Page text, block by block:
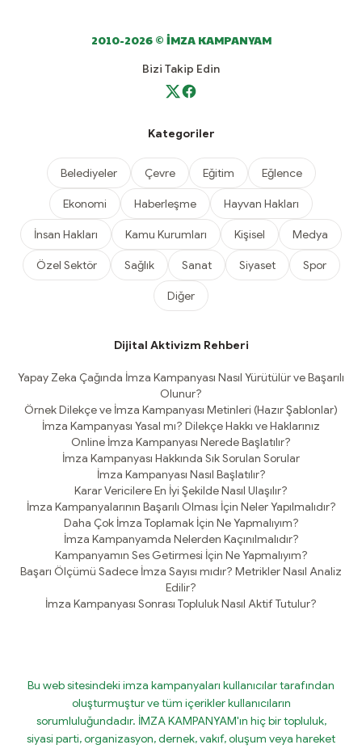
2010-2026 © İMZA KAMPANYAM
Bizi Takip Edin
Kategoriler
Belediyeler Çevre Eğitim Eğlence
Ekonomi Haberleşme Hayvan Hakları
İnsan Hakları Kamu Kurumları Kişisel Medya
Özel Sektör Sağlık Sanat Siyaset Spor
Diğer
Dijital Aktivizm Rehberi
Yapay Zeka Çağında İmza Kampanyası Nasıl Yürütülür ve Başarılı
Olunur?
Örnek Dilekçe ve İmza Kampanyası Metinleri (Hazır Şablonlar)
İmza Kampanyası Yasal mı? Dilekçe Hakkı ve Haklarınız
Online İmza Kampanyası Nerede Başlatılır?
İmza Kampanyası Hakkında Sık Sorulan Sorular
İmza Kampanyası Nasıl Başlatılır?
Karar Vericilere En İyi Şekilde Nasıl Ulaşılır?
İmza Kampanyalarının Başarılı Olması İçin Neler Yapılmalıdır?
Daha Çok İmza Toplamak İçin Ne Yapmalıyım?
İmza Kampanyamda Nelerden Kaçınılmalıdır?
Kampanyamın Ses Getirmesi İçin Ne Yapmalıyım?
Başarı Ölçümü Sadece İmza Sayısı mıdır? Metrikler Nasıl Analiz
Edilir?
İmza Kampanyası Sonrası Topluluk Nasıl Aktif Tutulur?
Bu web sitesindeki imza kampanyaları kullanıcılar tarafından
oluşturmuştur ve tüm içerikler kullanıcıların
sorumluluğundadır. İMZA KAMPANYAM'ın hiç bir topluluk,
siyasi parti, organizasyon, dernek, vakıf, oluşum veya hareket